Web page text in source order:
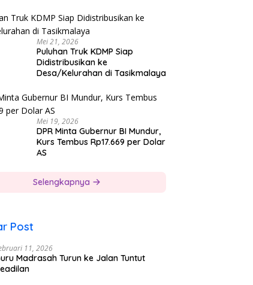
Mei 21, 2026
Puluhan Truk KDMP Siap
Didistribusikan ke
Desa/Kelurahan di Tasikmalaya
Mei 19, 2026
DPR Minta Gubernur BI Mundur,
Kurs Tembus Rp17.669 per Dolar
AS
Selengkapnya
Post
11, 2026
Madrasah Turun ke Jalan Tuntut